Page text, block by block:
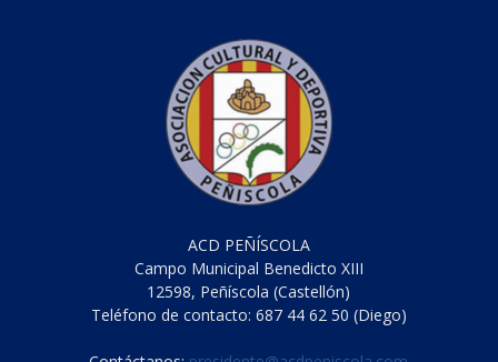
ACD PEÑÍSCOLA
Campo Municipal Benedicto XIII
12598, Peñíscola (Castellón)
Teléfono de contacto: 687 44 62 50 (Diego)